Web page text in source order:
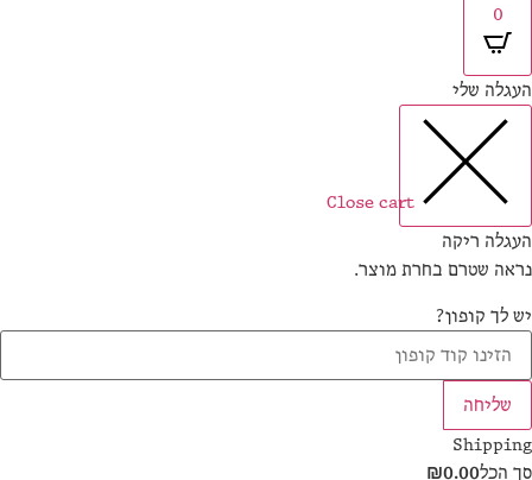
שלי
Close cart
ריקה
שטרם בחרת מוצר.
לך קופון?
שליחה
הכל
₪0.00